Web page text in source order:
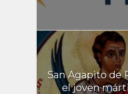
San Agapito de
el joven